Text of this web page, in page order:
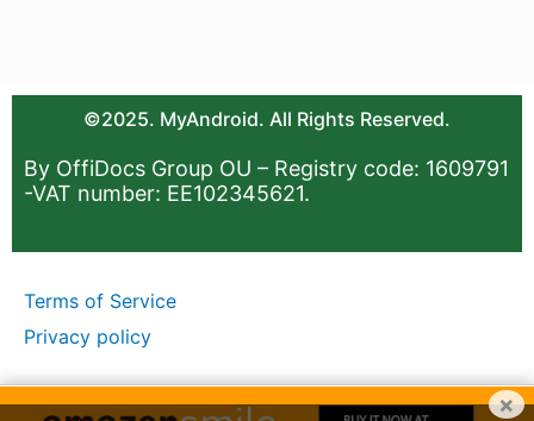
©2025. MyAndroid. All Rights Reserved.
By OffiDocs Group OU – Registry code: 1609791
-VAT number: EE102345621.
Terms of Service
Privacy policy
×